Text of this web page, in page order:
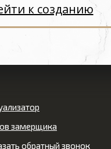
к созданию
замерщика
обратный звонок